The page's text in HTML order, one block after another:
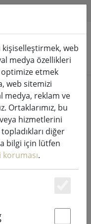
cilalı
kişiselleştirmek, web
medya özellikleri
etmek
web sitemizi
medya, reklam ve
Ortaklarımız, bu
hizmetlerini
topladıkları diğer
bilgi için lütfen
koruması.